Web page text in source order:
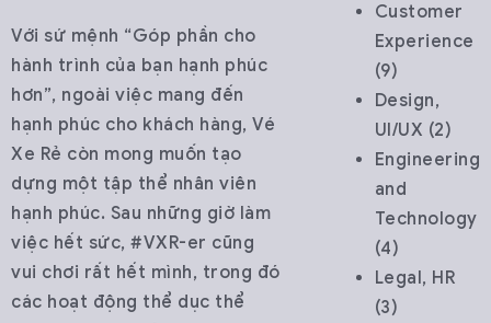
Với sứ mệnh “Góp phần cho
hành trình của bạn hạnh phúc
hơn”, ngoài việc mang đến
hạnh phúc cho khách hàng, Vé
Xe Rẻ còn mong muốn tạo
dựng một tập thể nhân viên
hạnh phúc. Sau những giờ làm
việc hết sức, #VXR-er cũng
vui chơi rất hết mình, trong đó
các hoạt động thể dục thể
Customer
Experience
(9)
Design,
UI/UX (2)
Engineering
and
Technology
(4)
Legal, HR
(3)